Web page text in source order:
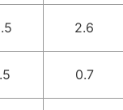
2.6
0.7